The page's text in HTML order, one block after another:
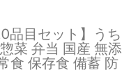
品目セット】うち
菜 弁当 国産 無添
食 保存食 備蓄 防